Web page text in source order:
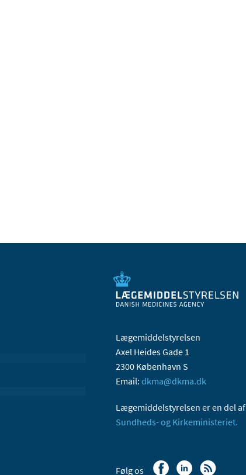
Lægemiddelstyrelsen
Axel Heides Gade 1
2300 København S
Email: dkma@dkma.dk
Lægemiddelstyrelsen er en del af
Sundheds- og Kirkeministeriet.
Følg os